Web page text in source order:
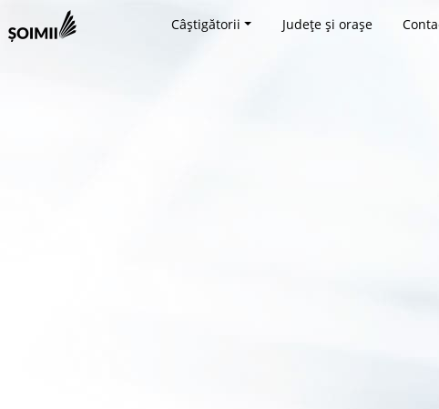
Câștigătorii Județe și orașe